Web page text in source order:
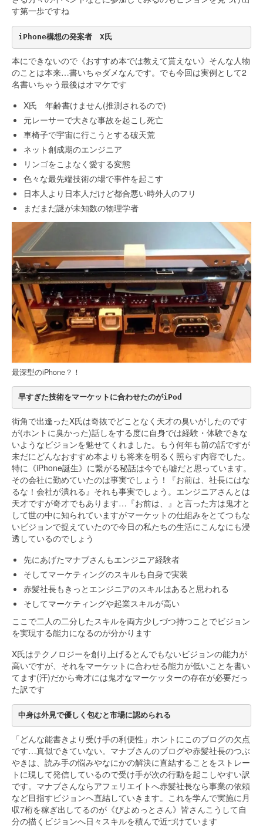
す第一歩ですね
iPhone構想の発案者　X氏
本にできないので《おすすめ本では教えて貰えない》そんな人物
のことは本来…書いちゃダメなんです。でも今回は実例として2
名書いちゃう最後はオマケです
X氏 年齢書けません(推測されるので)
元レーサーで大きな事故を起こし死亡
車椅子で宇宙に行こうとする破天荒
ネット創成期のエンジニア
リンゴをこよなく愛する変態
色々な最先端技術の場で事件を起こす
日本人より日本人だけど都合悪い時外人のフリ
まだまだ謎が未知数の物理学者
最深型のiPhone？！
早すぎた技術をマーケットに合わせたのがiPod
街角で出逢ったX氏は奇抜でどことなく天才の臭いがしたのです
が(ホントに臭かった)話しをする度に自身では経験・体験できな
いようなビジョンを魅せてくれました。もう何年も前の話ですが
未だにどんなおすすめ本よりも将来を明るく照らす内容でした。
特に《iPhone誕生》に繋がる秘話は今でも嘘だと思っています。
その会社に勤めていたのは事実でしょう！『お前は、社長にはな
るな！会社が潰れる』それも事実でしょう。エンジニアさんとは
天才ですが奇才でもあります…『お前は、』と言った方は鬼才と
して世の中に知られていますがマーケットの仕組みをとてつもな
いビジョンで捉えていたので今日の私たちの生活にこんなにも浸
透しているのでしょう
先にあげたマナブさんもエンジニア経験者
そしてマーケティングのスキルも自身で実装
赤髪社長もきっとエンジニアのスキルはあると思われる
そしてマーケティングや起業スキルが高い
ここで二人の二分したスキルを両方少しづつ持つことでビジョン
を実現する能力になるのが分かります
X氏はテクノロジーを創り上げるとんでもないビジョンの能力が
高いですが、それをマーケットに合わせる能力が低いことを書い
てます(汗)だから奇才には鬼才なマーケッターの存在が必要だっ
た訳です
中身は外見で優しく包むと市場に認められる
「どんな能書きより受け手の利便性」ホントにこのブログの欠点
です…真似できていない。マナブさんのブログや赤髪社長のつぶ
やきは、読み手の悩みやなにかの解決に直結することをストレー
トに現して発信しているので受け手が次の行動を起こしやすい訳
です。マナブさんならアフェリエイトへ赤髪社長なら事業の依頼
など目指すビジョンへ直結していきます。これを学んで実施に月
収7桁を稼ぎ出してるのが《ぴよめっとさん》皆さんこうして自
分の描くビジョンへ日々スキルを積んで近づけています